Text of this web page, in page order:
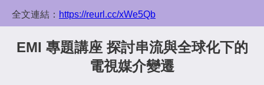
全文連結： https://reurl.cc/xWe5Qb
EMI 專題講座 探討串流與全球化下的
電視媒介變遷